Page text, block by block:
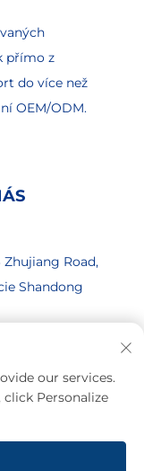
přímo z
do více než
OEM/ODM.
Zhujiang Road,
Shandong
Iboate Security
our services.
Personalize